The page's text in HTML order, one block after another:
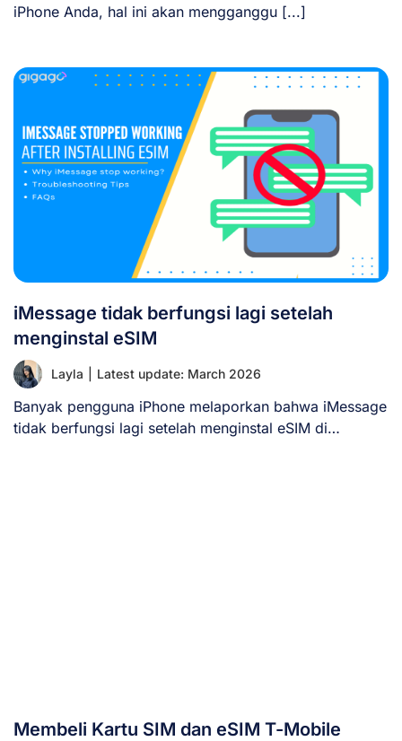
iPhone Anda, hal ini akan mengganggu [...]
iMessage tidak berfungsi lagi setelah
menginstal eSIM
Layla Latest update: March 2026
Banyak pengguna iPhone melaporkan bahwa iMessage
tidak berfungsi lagi setelah menginstal eSIM di
Membeli Kartu SIM dan eSIM T-Mobile